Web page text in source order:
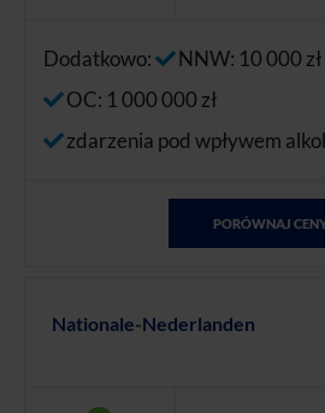
Dodatkowo:
NNW: 10 000 zł
OC: 1 000 000 zł
zdarzenia pod wpływem
PORÓWNAJ
Nationale-Nederlanden